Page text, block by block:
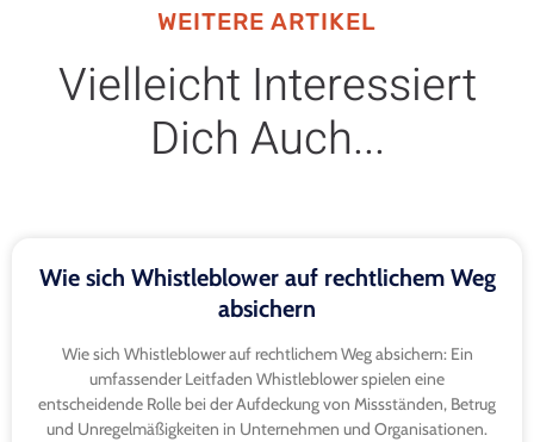
WEITERE ARTIKEL
Vielleicht Interessiert
Dich Auch...
Wie sich Whistleblower auf rechtlichem Weg
absichern
Wie sich Whistleblower auf rechtlichem Weg absichern: Ein
umfassender Leitfaden Whistleblower spielen eine
entscheidende Rolle bei der Aufdeckung von Missständen, Betrug
und Unregelmäßigkeiten in Unternehmen und Organisationen.